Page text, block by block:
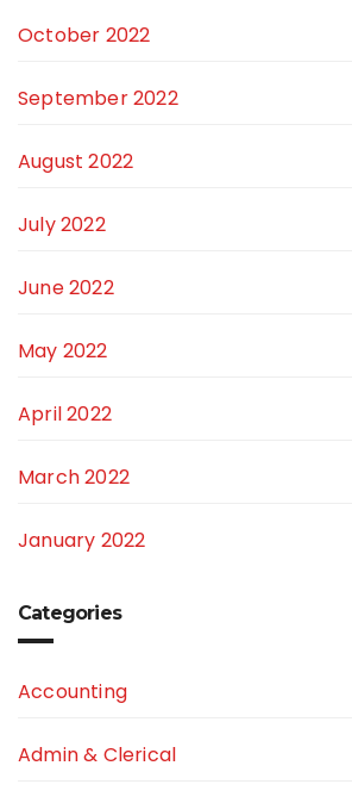
October 2022
September 2022
August 2022
July 2022
June 2022
May 2022
April 2022
March 2022
January 2022
Categories
Accounting
Admin & Clerical